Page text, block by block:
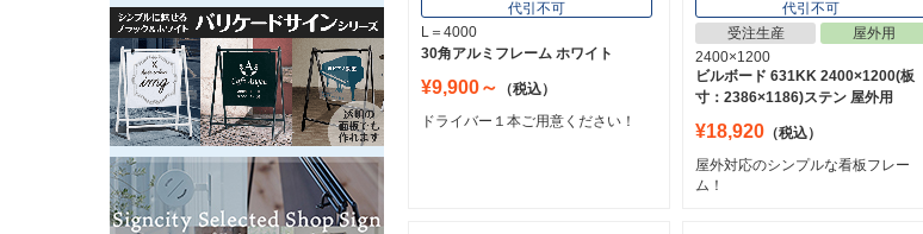
代引不可
L＝4000
30角アルミフレーム ホワイト
¥9,900～
（税込）
ドライバー１本ご用意ください！
代引不可
受注生産
屋外用
2400×1200
ビルボード 631KK 2400×1200(板
寸：2386×1186)ステン 屋外用
¥18,920 （税込）
屋外対応のシンプルな看板フレー
ム！